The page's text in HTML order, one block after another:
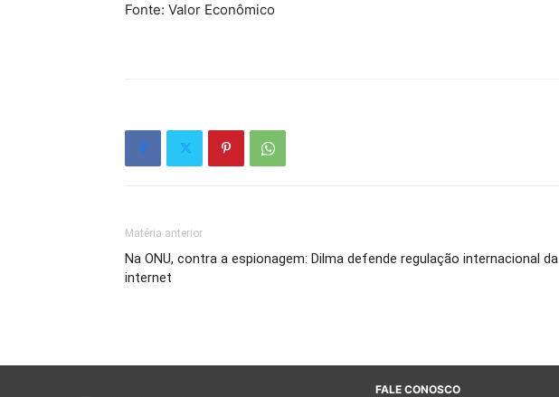
Fonte: Valor Econômico
Matéria anterior
Na ONU, contra a espionagem: Dilma defende regulação internacional da
internet
FALE CONOSCO